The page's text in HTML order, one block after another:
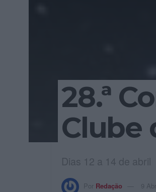
28.ª
Clube
Dias 12 a 14 de abril
Por Redação 9